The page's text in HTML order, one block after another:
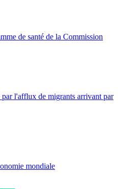
de santé de la Commission
par l'afflux de migrants arrivant par
mondiale